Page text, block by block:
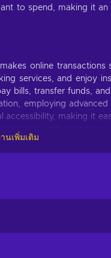
to spend, making it an
online transactions
services, and enjoy
bills, transfer funds,
employing
making it
it a versatile
นเพิ่มเติม